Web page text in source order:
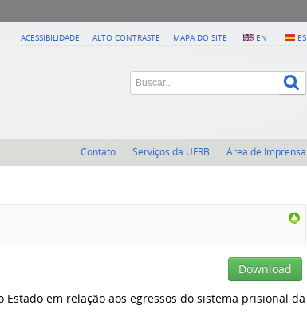
EN ES
ACESSIBILIDADE ALTO CONTRASTE MAPA DO SITE
Contato Serviços da UFRB Área de Imprensa
Download
em relação aos egressos do sistema prisional da